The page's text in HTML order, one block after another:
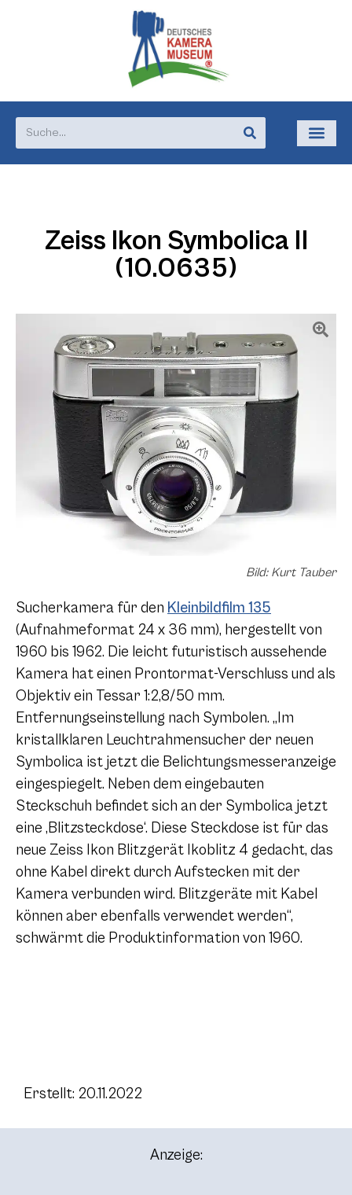
Zeiss Ikon Symbolica II
(10.0635)
Bild: Kurt Tauber
Sucherkamera für den Kleinbildfilm 135
(Aufnahmeformat 24 x 36 mm), hergestellt von
1960 bis 1962. Die leicht futuristisch aussehende
Kamera hat einen Prontormat-Verschluss und als
Objektiv ein Tessar 1:2,8/50 mm.
Entfernungseinstellung nach Symbolen. „Im
kristallklaren Leuchtrahmensucher der neuen
Symbolica ist jetzt die Belichtungsmesseranzeige
eingespiegelt. Neben dem eingebauten
Steckschuh befindet sich an der Symbolica jetzt
eine ‚Blitzsteckdose‘. Diese Steckdose ist für das
neue Zeiss Ikon Blitzgerät Ikoblitz 4 gedacht, das
ohne Kabel direkt durch Aufstecken mit der
Kamera verbunden wird. Blitzgeräte mit Kabel
können aber ebenfalls verwendet werden“,
schwärmt die Produktinformation von 1960.
Erstellt: 20.11.2022
Anzeige: